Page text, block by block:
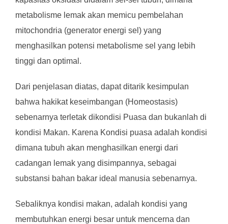
metabolisme lemak akan memicu pembelahan
mitochondria (generator energi sel) yang
menghasilkan potensi metabolisme sel yang lebih
tinggi dan optimal.
Dari penjelasan diatas, dapat ditarik kesimpulan
bahwa hakikat keseimbangan (Homeostasis)
sebenarnya terletak dikondisi Puasa dan bukanlah di
kondisi Makan. Karena Kondisi puasa adalah kondisi
dimana tubuh akan menghasilkan energi dari
cadangan lemak yang disimpannya, sebagai
substansi bahan bakar ideal manusia sebenarnya.
Sebaliknya kondisi makan, adalah kondisi yang
membutuhkan energi besar untuk mencerna dan